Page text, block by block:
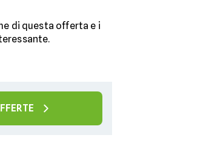
di questa offerta e i